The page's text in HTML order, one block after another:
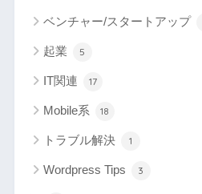
ベンチャー/スタートアップ
起業 5
IT関連 17
Mobile系 18
トラブル解決 1
Wordpress Tips 3